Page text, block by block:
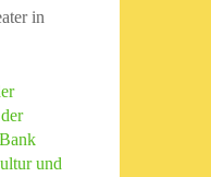
in
und